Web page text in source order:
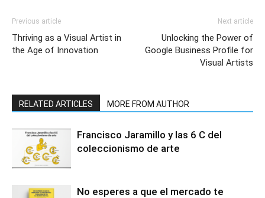
Previous article
Thriving as a Visual Artist in
the Age of Innovation
Next article
Unlocking the Power of
Google Business Profile for
Visual Artists
RELATED ARTICLES MORE FROM AUTHOR
Francisco Jaramillo y las 6 C del
coleccionismo de arte
No esperes a que el mercado te